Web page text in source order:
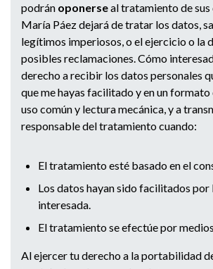
podrán oponerseal tratamiento de sus
María Páez dejará de tratar los datos,
legítimos imperiosos, o el ejercicio o la
posibles reclamaciones. Cómo
derecho a recibir los datos personales
que me hayas facilitado y en un
uso común y lectura mecánica, y a
responsable del tratamiento cuando:
El tratamiento esté basado en el
Los datos hayan sido facilitados por
interesada.
El tratamiento se efectúe por
Al ejercer tu derecho a la portabilidad